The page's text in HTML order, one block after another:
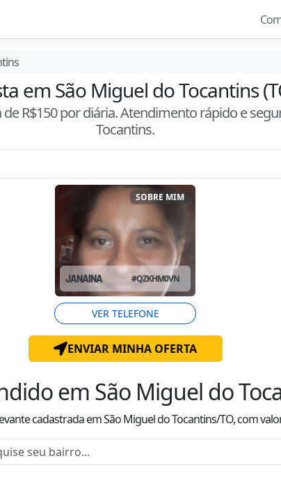
em São Miguel do Tocantins
R$150por diária. Atendimentorápido e
Tocantins.
SOBRE MIM
JANAINA #QZKHM0VN
VER TELEFONE
ENVIAR MINHA OFERTA
em São Miguel do
cadastrada em São Miguel do Tocantins/TO, com